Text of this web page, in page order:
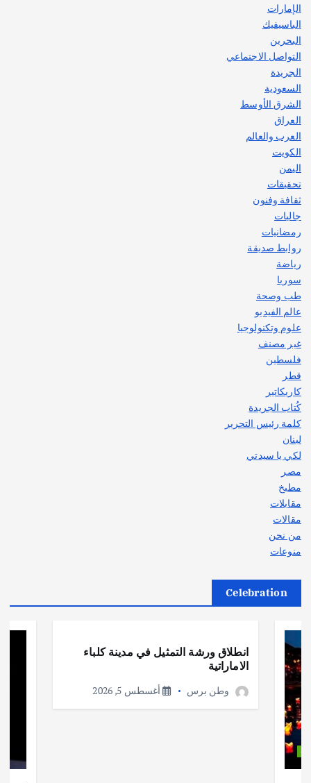
الإمارات
الباسيفيك
البحرين
التواصل الاجتماعي
الجريدة
السعودية
الشرق الأوسط
العراق
العرب والعالم
الكويت
اليمن
تحقيقات
ثقافة وفنون
جاليات
رمضانيات
روابط صديقة
رياضة
سوريا
طب وصحة
عالم الفيديو
علوم وتكنولوجيا
غير مصنف
فلسطين
قطر
كاريكاتير
كُتاب الجريدة
كلمة رئيس التحرير
لبنان
لكي يا سيدتي
مصر
مطبخ
مقابلات
مقالات
من نحن
منوعات
Celebration
انطلاق ورشة التمثيل في مدينة كلباء
الاماراتية
وطن برس أغسطس 5, 2026